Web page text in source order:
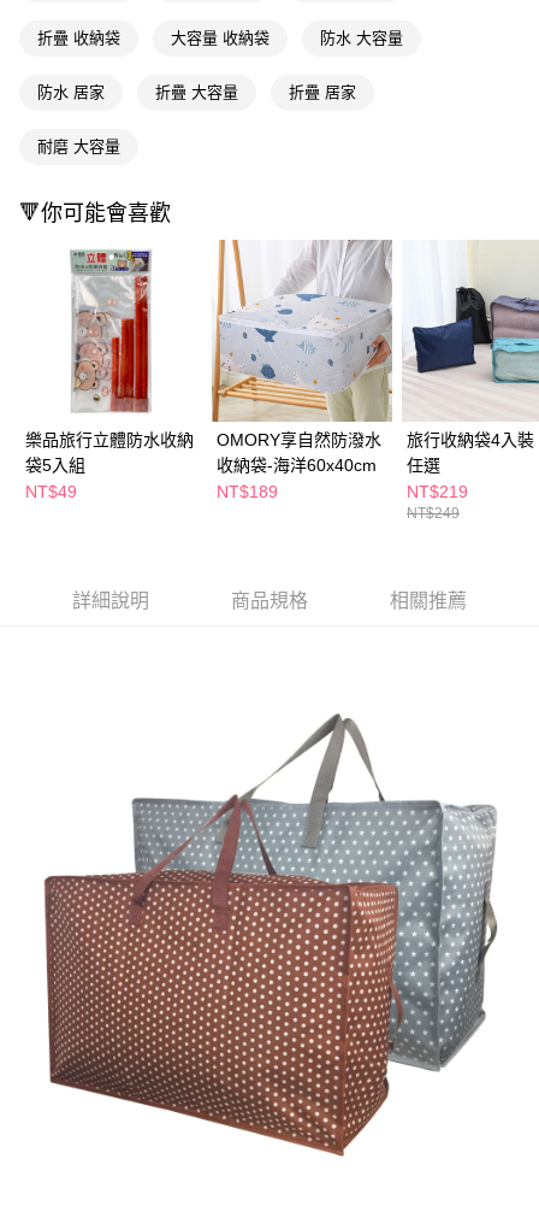
２．便利：只要手機號碼，簡訊認證，即可結帳。
【「AFTEE先享後付」結帳流程】
結帳頁面，進行簡訊認證並確認金額後，即可完成結帳。
ATM／網路銀行／等多元方式進行付款，方視為交易完成。
購買商品的店家。未經商家同意取消之訂單仍視為有效，需透過AFTEE先享
後付繳納相關費用。
※ 交易是否成功請以「AFTEE先享後付 」之結帳頁面顯示為準，若有關於
是否繳費成功／繳費後需取消欲退款等相關疑問，請聯繫「AFTEE先享後付
客戶支援中心」
https://netprotections.freshdesk.com/support/home
【注意事項】
１．透過由恩沛科技股份有限公司提供之「AFTEE先享後付」服務完成之交
易，需依本服務之必要範圍內提供個人資料，並將交易相關給付款項請求債
權轉讓予恩沛科技股份有限公司。
２．關於個人資料處理事宜，請瀏覽以下網址：
https://aftee.tw/terms/#terms3
３．未成年的使用者請事先徵得法定代理人或監護人之同意方可使用
時審查核予不同之上限額度；若仍有額度不足之情形，本公司將視審查結果
每筆NT$65，滿NT$390(含以上)免運費
付款後全家取貨
萊爾富取貨付款
每筆NT$65，滿NT$490(含以上)免運費
付款後萊爾富取貨
每筆NT$65，滿NT$490(含以上)免運費
7-11取貨付款
每筆NT$65，滿NT$490(含以上)免運費
付款後7-11取貨
每筆NT$65，滿NT$490(含以上)免運費
付款後寶雅門市自取(由倉庫統一出貨)
折疊 收納袋 大容量 收納袋 防水 大容量
防水 居家 折疊 大容量 折疊 居家
耐磨 大容量
🔻你可能會喜歡
樂品旅行立體防水收納
袋5入組
NT$49
OMORY享自然防潑水
收納袋-海洋60x40cm
NT$189
旅行收納袋4入裝
任選
NT$219
NT$249
詳細說明 商品規格 相關推薦